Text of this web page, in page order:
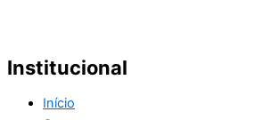
Institucional
Início